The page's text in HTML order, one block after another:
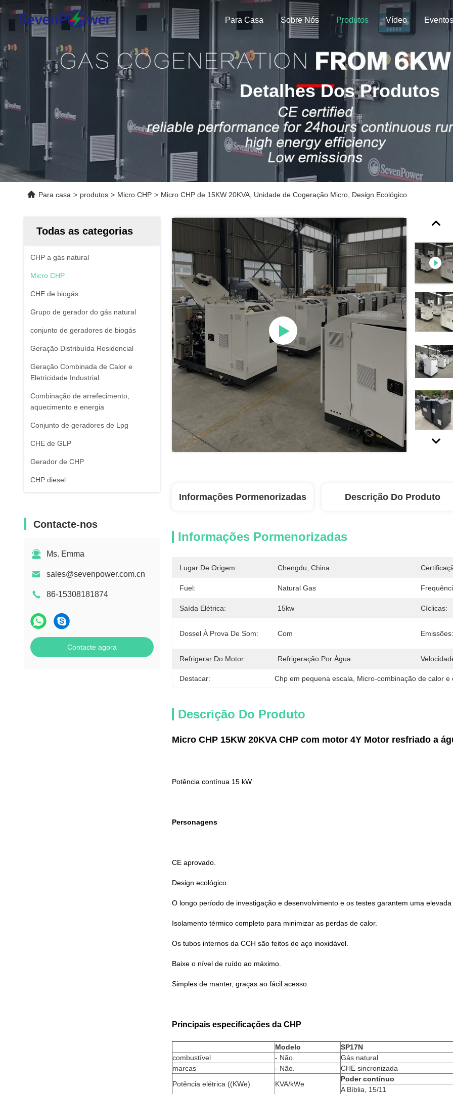
Para Casa Sobre Nós Produtos Vídeo Eventos
Detalhes Dos Produtos
Para casa > produtos > Micro CHP > Micro CHP de 15KW 20KVA, Unidade de Cogeração Micro, Design Ecológico
Todas as categorias
CHP a gás natural
Micro CHP
CHE de biogás
Grupo de gerador do gás natural
conjunto de geradores de biogás
Geração Distribuída Residencial
Geração Combinada de Calor e
Eletricidade Industrial
Combinação de arrefecimento,
aquecimento e energia
Conjunto de geradores de Lpg
CHE de GLP
Gerador de CHP
CHP diesel
Contacte-nos
Ms. Emma
sales@sevenpower.com.cn
86-15308181874
Contacte agora
Informações Pormenorizadas Descrição Do Produto
Informações Pormenorizadas
Lugar De Origem: Chengdu, China
Fuel: Natural Gas
Saída Elétrica: 15kw Cíclicas:
Dossel À Prova De Som: Com Emissões:
Refrigerar Do Motor: Refrigeração Por Água
Destacar: Chp em pequena escala Micro-combinação de calor e
Descrição Do Produto
Micro CHP 15KW 20KVA CHP com motor 4Y Motor resfriado a
Potência contínua 15 kW
Personagens
CE aprovado.
Design ecológico.
O longo período de investigação e desenvolvimento e os testes garantem uma elevada
Isolamento térmico completo para minimizar as perdas de calor.
Os tubos internos da CCH são feitos de aço inoxidável.
Baixe o nível de ruído ao máximo.
Simples de manter, graças ao fácil acesso.
Principais especificações da CHP
Modelo
SP17N
combustível
- Não.
Gás natural
marcas
- Não.
CHE sincronizada
Potência elétrica ((KWe)
KVA/kWe
Poder contínuo
A Bíblia, 15/11